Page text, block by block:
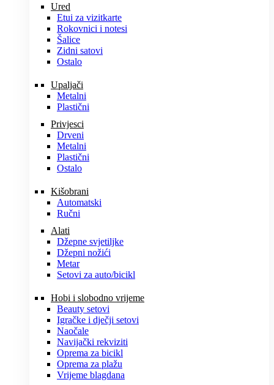
Ured
Etui za vizitkarte
Rokovnici i notesi
Šalice
Zidni satovi
Ostalo
Upaljači
Metalni
Plastični
Privjesci
Drveni
Metalni
Plastični
Ostalo
Kišobrani
Automatski
Ručni
Alati
Džepne svjetiljke
Džepni nožići
Metar
Setovi za auto/bicikl
Hobi i slobodno vrijeme
Beauty setovi
Igračke i dječji setovi
Naočale
Navijački rekviziti
Oprema za bicikl
Oprema za plažu
Vrijeme blagdana